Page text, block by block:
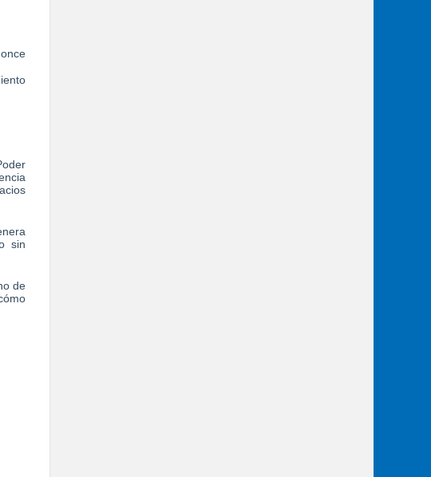
sin
de